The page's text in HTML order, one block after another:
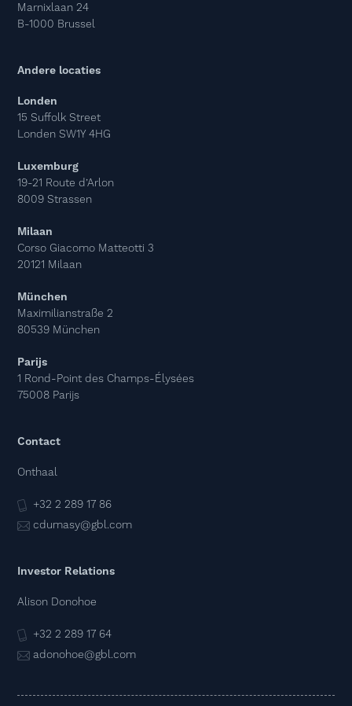
Marnixlaan 24
B-1000 Brussel
Andere locaties
Londen
15 Suffolk Street
Londen SW1Y 4HG
Luxemburg
19-21 Route d’Arlon
8009 Strassen
Milaan
Corso Giacomo Matteotti 3
20121 Milaan
München
Maximilianstraße 2
80539 München
Parijs
1 Rond-Point des Champs-Élysées
75008 Parijs
Contact
Onthaal
+32 2 289 17 86
cdumasy@gbl.com
Investor Relations
Alison Donohoe
+32 2 289 17 64
adonohoe@gbl.com